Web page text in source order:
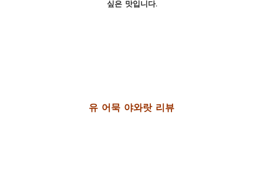
싶은 맛입니다.
유 어묵 야와랏 리뷰